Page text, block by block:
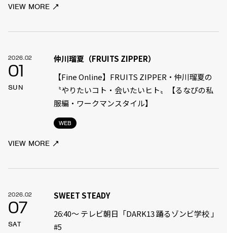
VIEW MORE
2026.02
01
SUN
WEB
仲川瑠夏（FRUITS ZIPPER）
【Fine Online】FRUITS ZIPPER・仲川瑠夏の
〝やりたいコト・会いたいヒト〟【るなぴの私
服編・ワークマンスタイル】
VIEW MORE
2026.02
07
SAT
SWEET STEADY
26:40〜 テレビ朝日「DARK13 踊るゾンビ学校 」
#5